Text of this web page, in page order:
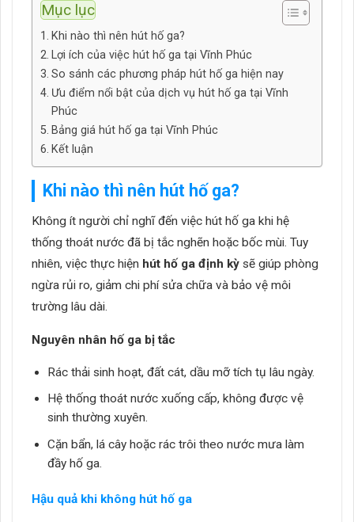
Mục lục
Khi nào thì nên hút hố ga?
Lợi ích của việc hút hố ga tại Vĩnh Phúc
So sánh các phương pháp hút hố ga hiện nay
Ưu điểm nổi bật của dịch vụ hút hố ga tại Vĩnh
Phúc
Bảng giá hút hố ga tại Vĩnh Phúc
Kết luận
Khi nào thì nên hút hố ga?
Không ít người chỉ nghĩ đến việc hút hố ga khi hệ
thống thoát nước đã bị tắc nghẽn hoặc bốc mùi. Tuy
nhiên, việc thực hiện hút hố ga định kỳ sẽ giúp phòng
ngừa rủi ro, giảm chi phí sửa chữa và bảo vệ môi
trường lâu dài.
Nguyên nhân hố ga bị tắc
Rác thải sinh hoạt, đất cát, dầu mỡ tích tụ lâu ngày.
Hệ thống thoát nước xuống cấp, không được vệ
sinh thường xuyên.
Cặn bẩn, lá cây hoặc rác trôi theo nước mưa làm
đầy hố ga.
Hậu quả khi không hút hố ga